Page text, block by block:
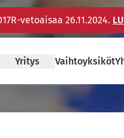
vetoaisaa 26.11.2024.
Yritys Vaihtoyksiköt